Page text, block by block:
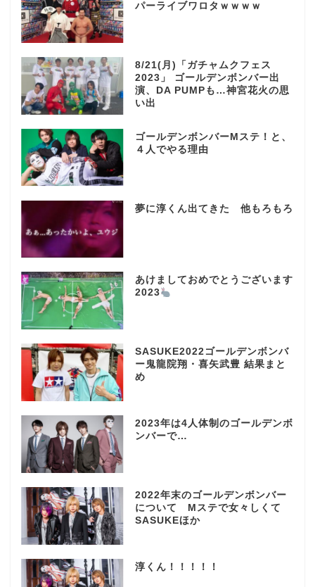
パーライブワロタｗｗｗｗ
8/21(月)「ガチャムクフェス
2023」 ゴールデンボンバー出
演、DA PUMPも…神宮花火の思
い出
ゴールデンボンバーMステ！と、
４人でやる理由
夢に淳くん出てきた 他もろもろ
あけましておめでとうございます
2023
SASUKE2022ゴールデンボンバ
ー鬼龍院翔・喜矢武豊 結果まと
め
2023年は4人体制のゴールデンボ
ンバーで…
2022年末のゴールデンボンバー
について Mステで女々しくて
SASUKEほか
淳くん！！！！！